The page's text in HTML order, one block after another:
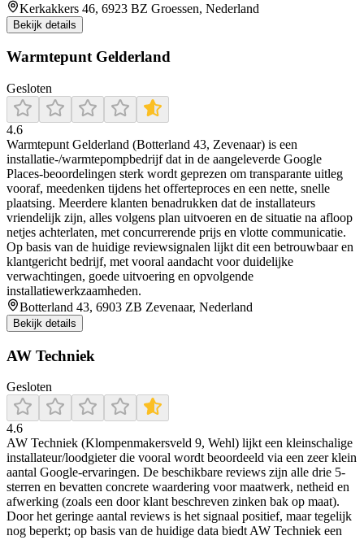
Kerkakkers 46, 6923 BZ Groessen, Nederland
Bekijk details
Warmtepunt Gelderland
Gesloten
4.6
Warmtepunt Gelderland (Botterland 43, Zevenaar) is een
installatie-/warmtepompbedrijf dat in de aangeleverde Google
Places-beoordelingen sterk wordt geprezen om transparante uitleg
vooraf, meedenken tijdens het offerteproces en een nette, snelle
plaatsing. Meerdere klanten benadrukken dat de installateurs
vriendelijk zijn, alles volgens plan uitvoeren en de situatie na afloop
netjes achterlaten, met concurrerende prijs en vlotte communicatie.
Op basis van de huidige reviewsignalen lijkt dit een betrouwbaar en
klantgericht bedrijf, met vooral aandacht voor duidelijke
verwachtingen, goede uitvoering en opvolgende
installatiewerkzaamheden.
Botterland 43, 6903 ZB Zevenaar, Nederland
Bekijk details
AW Techniek
Gesloten
4.6
AW Techniek (Klompenmakersveld 9, Wehl) lijkt een kleinschalige
installateur/loodgieter die vooral wordt beoordeeld via een zeer klein
aantal Google-ervaringen. De beschikbare reviews zijn alle drie 5-
sterren en bevatten concrete waardering voor maatwerk, netheid en
afwerking (zoals een door klant beschreven zinken bak op maat).
Door het geringe aantal reviews is het signaal positief, maar tegelijk
nog beperkt; op basis van de huidige data biedt AW Techniek een